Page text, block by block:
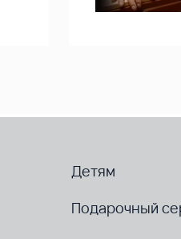
Детям
Подарочный